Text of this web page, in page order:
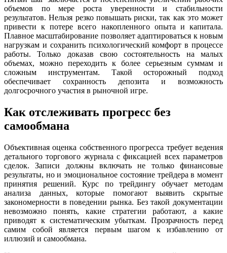
объемов по мере роста уверенности и стабильности
результатов. Нельзя резко повышать риски, так как это может
привести к потере всего накопленного опыта и капитала.
Плавное масштабирование позволяет адаптироваться к новым
нагрузкам и сохранить психологический комфорт в процессе
работы. Только доказав свою состоятельность на малых
объемах, можно переходить к более серьезным суммам и
сложным инструментам. Такой осторожный подход
обеспечивает сохранность депозита и возможность
долгосрочного участия в рыночной игре.
Как отслеживать прогресс без
самообмана
Объективная оценка собственного прогресса требует ведения
детального торгового журнала с фиксацией всех параметров
сделок. Записи должны включать не только финансовые
результаты, но и эмоциональное состояние трейдера в момент
принятия решений. Курс по трейдингу обучает методам
анализа данных, которые помогают выявить скрытые
закономерности в поведении рынка. Без такой документации
невозможно понять, какие стратегии работают, а какие
приводят к систематическим убыткам. Прозрачность перед
самим собой является первым шагом к избавлению от
иллюзий и самообмана.